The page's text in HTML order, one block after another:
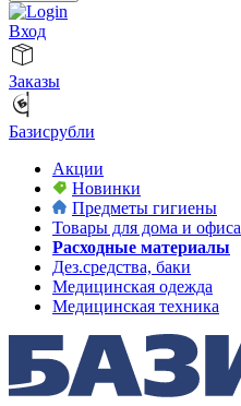
Вход
Заказы
Базисрубли
Акции
Новинки
Предметы гигиены
Товары для дома и офиса
Расходные материалы
Дез.средства, баки
Медицинская одежда
Медицинская техника